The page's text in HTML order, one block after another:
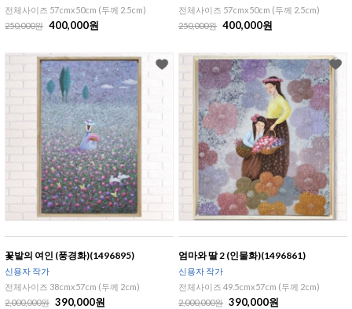
전체사이즈 57cmx50cm (두께 2.5cm)
250,000원 400,000원
전체사이즈 57cmx50cm (두께 2.5cm)
250,000원 400,000원
꽃밭의 여인 (풍경화)(1496895)
신용자 작가
전체사이즈 38cmx57cm (두께 2cm)
2,000,000원 390,000원
엄마와 딸 2 (인물화)(1496861)
신용자 작가
전체사이즈 49.5cmx57cm (두께 2cm)
2,000,000원 390,000원